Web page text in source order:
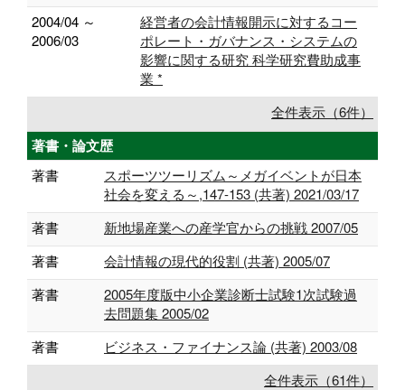
2004/04 ～
2006/03
経営者の会計情報開示に対するコー
ポレート・ガバナンス・システムの
影響に関する研究 科学研究費助成事
業 *
全件表示（6件）
著書・論文歴
著書
スポーツツーリズム～メガイベントが日本
社会を変える～,147-153 (共著) 2021/03/17
著書
新地場産業への産学官からの挑戦 2007/05
著書
会計情報の現代的役割 (共著) 2005/07
著書
2005年度版中小企業診断士試験1次試験過
去問題集 2005/02
著書
ビジネス・ファイナンス論 (共著) 2003/08
全件表示（61件）